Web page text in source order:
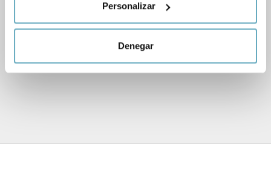
Identificar su dispositivo analizándolo activamente
Personalizar
Denegar
‹ ›